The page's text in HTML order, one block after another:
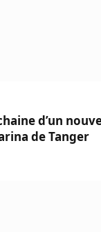
d’un
de Tanger